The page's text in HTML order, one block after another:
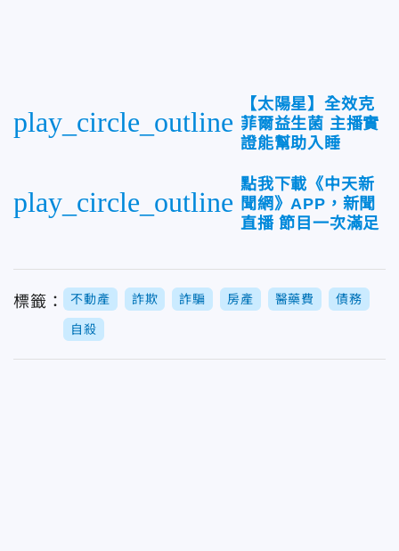
play_circle_outline
【太陽星】全效克
菲爾益生菌 主播實
證能幫助入睡
play_circle_outline
點我下載《中天新
聞網》APP，新聞
直播 節目一次滿足
標籤： 不動產 詐欺 詐騙 房產 醫藥費 債務
自殺